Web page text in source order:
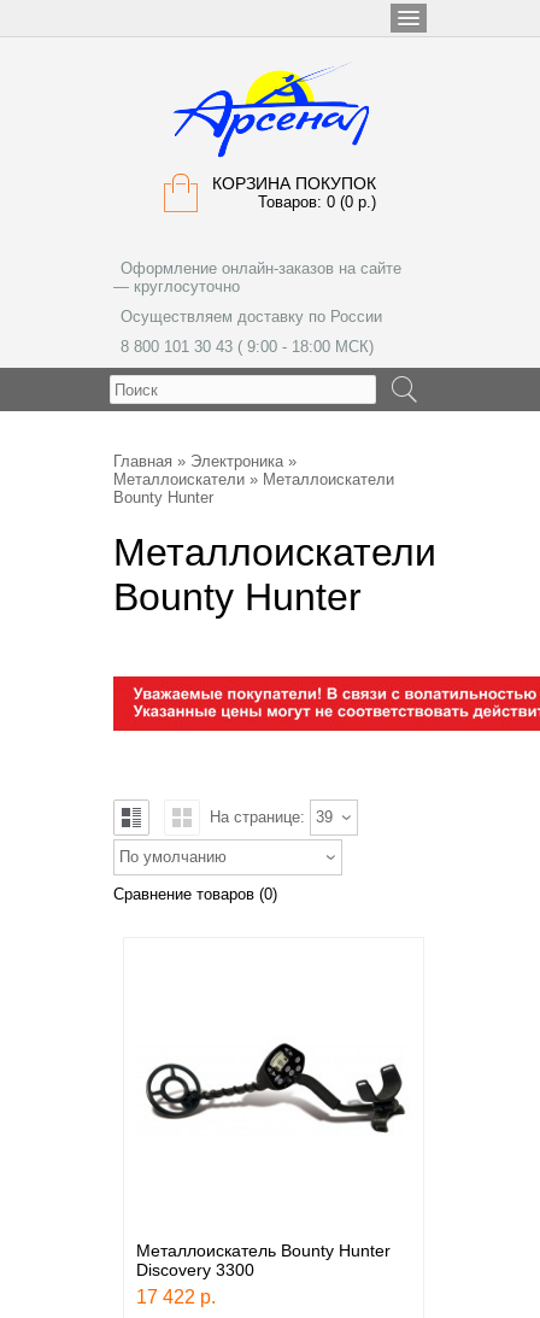
КОРЗИНА ПОКУПОК
Товаров: 0 (0 р.)
Оформление онлайн-заказов на сайте
— круглосуточно
Осуществляем доставку по России
8 800 101 30 43 ( 9:00 - 18:00 МСК)
Главная » Электроника»
Металлоискатели » Металлоискатели
Bounty Hunter
Металлоискатели
Bounty Hunter
На странице: 39
По умолчанию
Сравнение товаров (0)
Металлоискатель Bounty Hunter
Discovery 3300
17 422 р.